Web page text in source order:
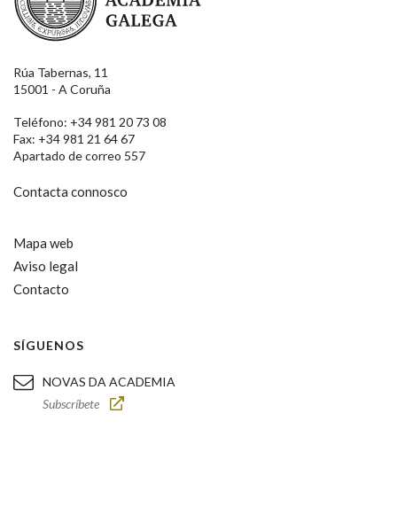
Rúa Tabernas, 11
15001 - A Coruña
Teléfono: +34 981 20 73 08
Fax: +34 981 21 64 67
Apartado de correo 557
Contacta connosco
Mapa web
Aviso legal
Contacto
SÍGUENOS
NOVAS DA ACADEMIA
Subscríbete